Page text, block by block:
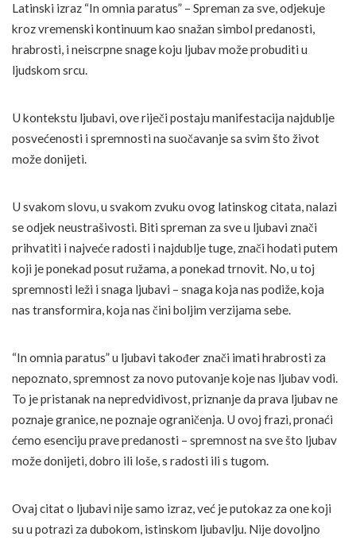
Latinski izraz “In omnia paratus” – Spreman za sve, odjekuje
kroz vremenski kontinuum kao snažan simbol predanosti,
hrabrosti, i neiscrpne snage koju ljubav može probuditi u
ljudskom srcu.
U kontekstu ljubavi, ove riječi postaju manifestacija najdublje
posvećenosti i spremnosti na suočavanje sa svim što život
može donijeti.
U svakom slovu, u svakom zvuku ovog latinskog citata, nalazi
se odjek neustrašivosti. Biti spreman za sve u ljubavi znači
prihvatiti i najveće radosti i najdublje tuge, znači hodati putem
koji je ponekad posut ružama, a ponekad trnovit. No, u toj
spremnosti leži i snaga ljubavi – snaga koja nas podiže, koja
nas transformira, koja nas čini boljim verzijama sebe.
“In omnia paratus” u ljubavi također znači imati hrabrosti za
nepoznato, spremnost za novo putovanje koje nas ljubav vodi.
To je pristanak na nepredvidivost, priznanje da prava ljubav ne
poznaje granice, ne poznaje ograničenja. U ovoj frazi, pronaći
ćemo esenciju prave predanosti – spremnost na sve što ljubav
može donijeti, dobro ili loše, s radosti ili s tugom.
Ovaj citat o ljubavi nije samo izraz, već je putokaz za one koji
su u potrazi za dubokom, istinskom ljubavlju. Nije dovoljno